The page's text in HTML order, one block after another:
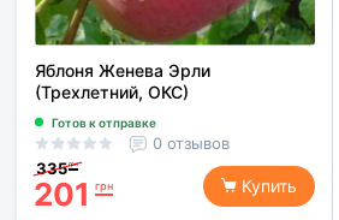
Яблоня Женева Эрли
(Трехлетний, ОКС)
Готов к отправке
0 отзывов
335 грн
201 грн Купить